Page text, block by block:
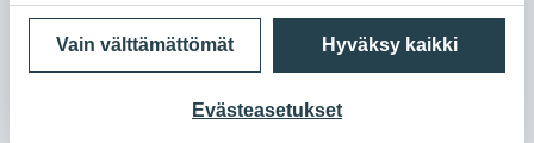
tarkoituksiin.
Jos sallit, haluamme myös tehdä seuraavia:
Kerätä tietoja maantieteellisestä sijainnistasi,
Hyväksy kaikki
Evästeasetukset
Vain välttämättömät